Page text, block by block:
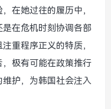
在她过往的履历中，
在危机时刻协调各部
重程序正义的特质，
极有可能在政策推行
护，为韩国社会注入